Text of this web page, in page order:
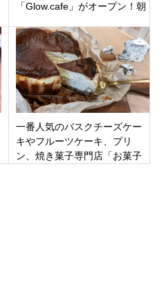
「Glow.cafe」がオープン！朝
間。ソフトクリームも
一番人気のバスクチーズケー
キやフルーツケーキ、プリ
ン、焼き菓子専門店「お菓子